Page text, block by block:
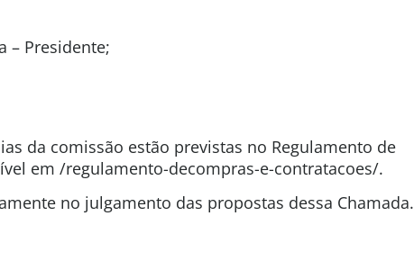
– Presidente;
da comissão estão previstas no Regulamento de
em /regulamento-decompras-e-contratacoes/.
no julgamento das propostas dessa Chamada.